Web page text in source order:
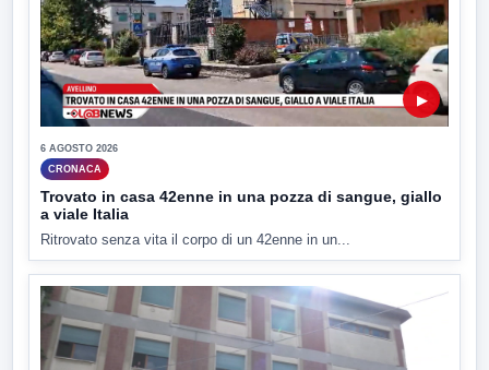
▶
6 AGOSTO 2026
CRONACA
Trovato in casa 42enne in una pozza di sangue, giallo
a viale Italia
Ritrovato senza vita il corpo di un 42enne in un...